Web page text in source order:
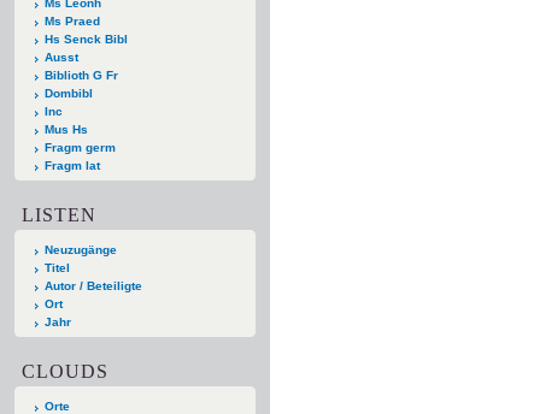
Ms Leonh
Ms Praed
Hs Senck Bibl
Ausst
Biblioth G Fr
Dombibl
Inc
Mus Hs
Fragm germ
Fragm lat
LISTEN
Neuzugänge
Titel
Autor / Beteiligte
Ort
Jahr
CLOUDS
Orte